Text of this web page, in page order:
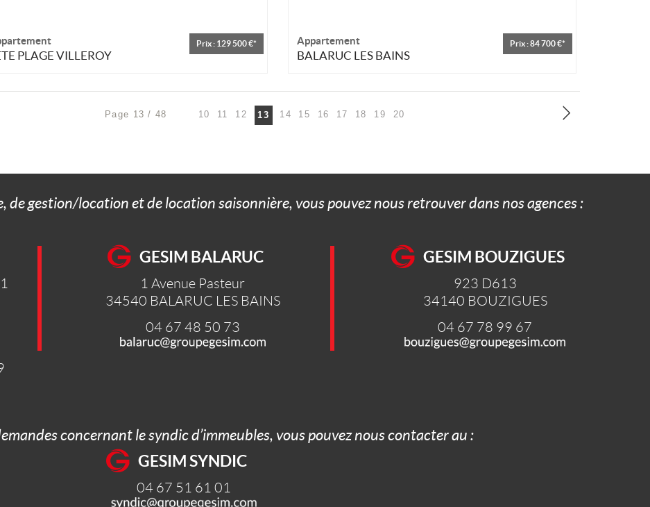
PLAGE VILLEROY
Prix : 129 500 €* Appartement
BALARUC LES BAINS
Prix : 84 700 €*
Page 13 / 48 10 11 12 13 14 15 16 17 18 19 20
de gestion/location et de location saisonnière, vous pouvez nous retrouver dans nos agences :
GESIM BALARUC
1 Avenue Pasteur
34540 BALARUC LES BAINS
04 67 48 50 73
GESIM BOUZIGUES
923 D613
34140 BOUZIGUES
04 67 78 99 67
concernant le syndic d’immeubles, vous pouvez nous contacter au :
GESIM SYNDIC
04 67 51 61 01